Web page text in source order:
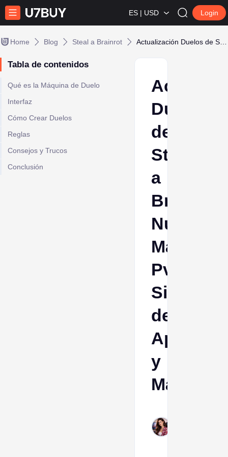
ES | USD Login
Home Blog Steal a Brainrot
Tabla de contenidos
Qué es la Máquina de Duelo
Interfaz
Cómo Crear Duelos
Reglas
Consejos y Trucos
Conclusión
Duelos
de
Steal
a
Brainrot:
Nueva
Máquina
PvP,
Sistema
de
y
Más